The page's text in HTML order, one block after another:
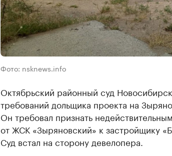
Фото: nsknews.info
Октябрьский районный суд
требований дольщика проекта на
Он требовал признать
от ЖСК «Зыряновский» к застройщику
Суд встал на сторону девелопера.